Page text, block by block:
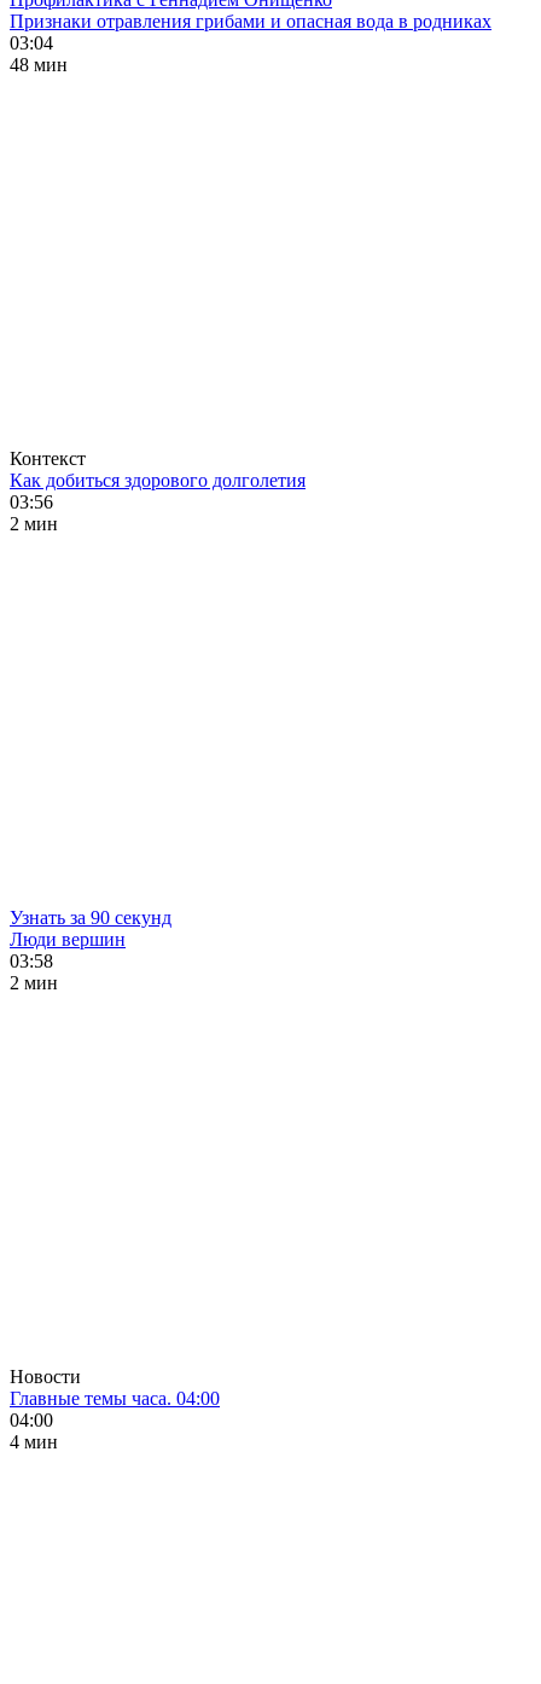
Признаки отравления грибами и опасная вода в родниках
03:04
48 мин
Контекст
Как добиться здорового долголетия
03:56
2 мин
Узнать за 90 секунд
Люди вершин
03:58
2 мин
Новости
Главные темы часа. 04:00
04:00
4 мин